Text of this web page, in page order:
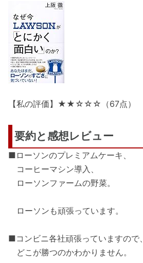
【私の評価】★★☆☆☆（67点）
要約と感想レビュー
■ローソンのプレミアムケーキ、
コーヒーマシン導入、
ローソンファームの野菜。
ローソンも頑張っています。
■コンビニ各社頑張っていますので、
どこが勝つのかわかりません。